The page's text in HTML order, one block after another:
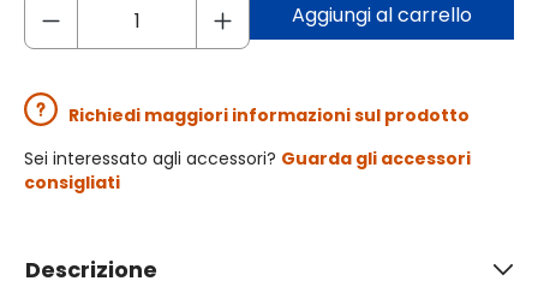
Aggiungi al carrello
Richiedi maggiori informazioni sul prodotto
Sei interessato agli accessori? Guarda gli accessori
consigliati
Descrizione